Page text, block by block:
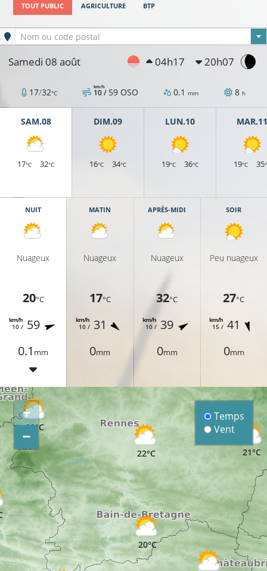
TOUT PUBLIC AGRICULTURE BTP
Ville sélectionnée
Nom ou code postal
Samedi 08 août 04h17 20h07
17/32°C 10 /
km/h 59 OSO 0.1 mm 8 h
SAM.08
17°C 32°C
DIM.09
16°C 34°C
LUN.10
19°C 36°C
MAR.11
19°C 35
NUIT
Nuageux
20°C
10 /
km/h 59
0.1 mm
MATIN
Nuageux
17°C
10 /
km/h 31
0mm
APRÈS-MIDI
Nuageux
32°C
10 /
km/h 39
0mm
SOIR
Peu nuageux
27°C
15 /
km/h 41
0mm
20°C
22°C
20°C
21°C
+
−
Temps
Vent